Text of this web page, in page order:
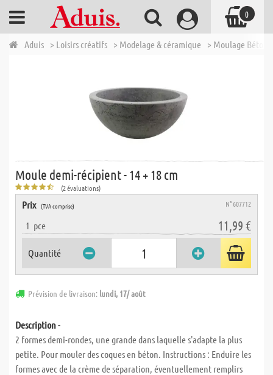
Aduis > Loisirs créatifs > Modelage & céramique > Moulage Béton
Moule demi-récipient - 14 + 18 cm
(2 évaluations)
Prix (TVA comprise) N° 607712
1 pce 11,99 €
Quantité
Prévision de livraison: lundi, 17/ août
Description -
2 formes demi-rondes, une grande dans laquelle s'adapte la plus
petite. Pour mouler des coques en béton. Instructions : Enduire les
formes avec de la crème de séparation, éventuellement remplirs
0